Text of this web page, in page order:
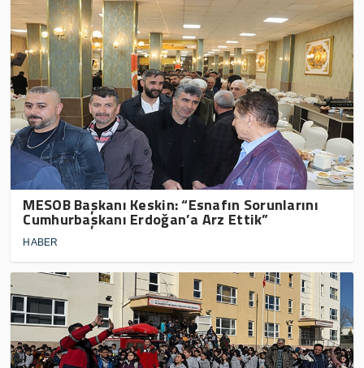
MESOB Başkanı Keskin: “Esnafın Sorunlarını
Cumhurbaşkanı Erdoğan’a Arz Ettik”
HABER